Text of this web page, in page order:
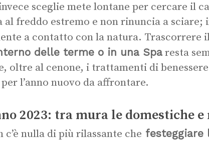
sceglie mete lontane per cercare il
al freddo estremo e non rinuncia a sciare;
a contatto con la natura. Trascorrere
delle terme o in una Sparesta
oltre al cenone, i trattamenti di
l’anno nuovo da affrontare.
2023: tra mura le domestiche
c’è nulla di più rilassante che festeggiare